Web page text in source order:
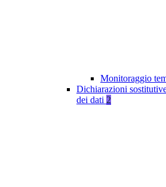
Monitoraggio
Dichiarazioni
dei dati 2